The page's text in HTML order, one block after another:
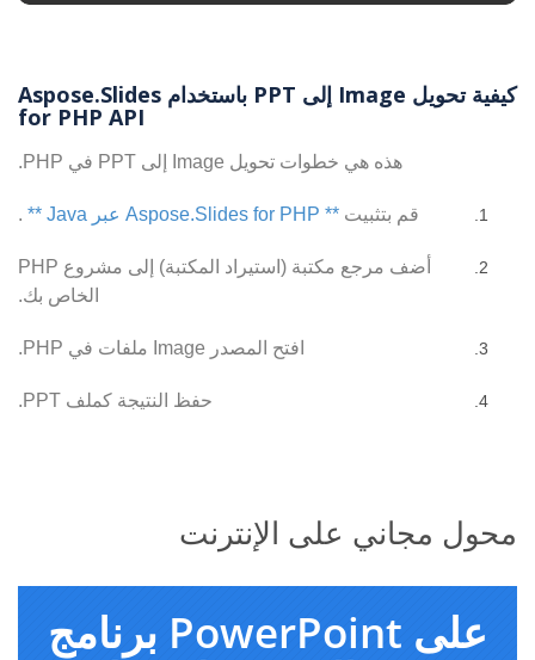
كيفية تحويل Image إلى PPT باستخدام Aspose.Slides
for PHP API
هذه هي خطوات تحويل Image إلى PPT في PHP.
قم بتثبيت ** Aspose.Slides for PHP عبر Java ** .
أضف مرجع مكتبة (استيراد المكتبة) إلى مشروع PHP
الخاص بك.
افتح المصدر Image ملفات في PHP.
حفظ النتيجة كملف PPT.
محول مجاني على الإنترنت